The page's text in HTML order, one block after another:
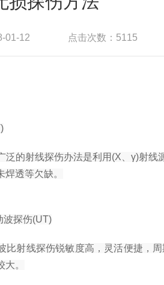
01-12 点击次数：5115
泛的射线探伤办法是利用(X、γ)射
焊透等欠缺。
波探伤(UT)
比射线探伤锐敏度高，灵活便捷，
。